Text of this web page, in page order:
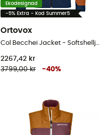
Ekodesignad
-5% Extra - Kod Summer5
Ortovox
2267,42 kr
3799,00 kr
-40%